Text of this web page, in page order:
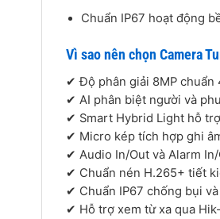
Chuẩn IP67 hoạt động
Vì sao nên chọn Camera
✔ Độ phân giải 8MP chuẩn
✔ AI phân biệt người và
✔ Smart Hybrid Light hỗ
✔ Micro kép tích hợp ghi
✔ Audio In/Out và Alarm
✔ Chuẩn nén H.265+ tiết
✔ Chuẩn IP67 chống bụi
✔ Hỗ trợ xem từ xa qua